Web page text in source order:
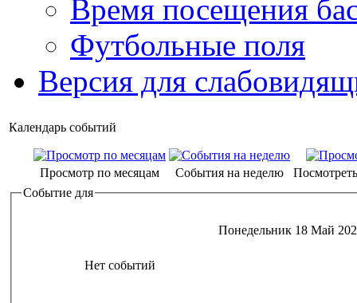
Время посещения
Футбольные поля
Версия для
Календарь событий
Просмотр по месяцам События на неделю
Событие для
Понедельник 18 Май
Нет событий